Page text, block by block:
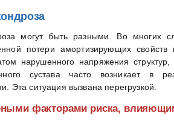
могут быть разными. Во многих
потери амортизирующих
нарушенного напряжения
сустава часто возникает в
Эта ситуация вызвана перегрузкой.
факторами риска,